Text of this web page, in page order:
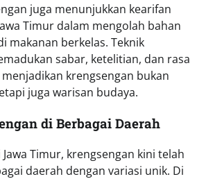
juga menunjukkan kearifan
Timur dalam mengolah bahan
makanan berkelas. Teknik
sabar, ketelitian, dan rasa
krengsengan bukan
juga warisan budaya.
di Berbagai Daerah
Timur, krengsengan kini telah
daerah dengan variasi unik. Di